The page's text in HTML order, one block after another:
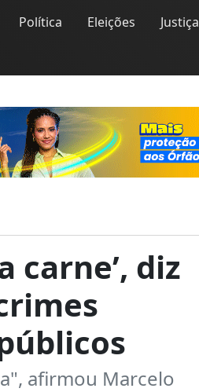
Política Eleições Justiça
carne’, diz
afirmou Marcelo